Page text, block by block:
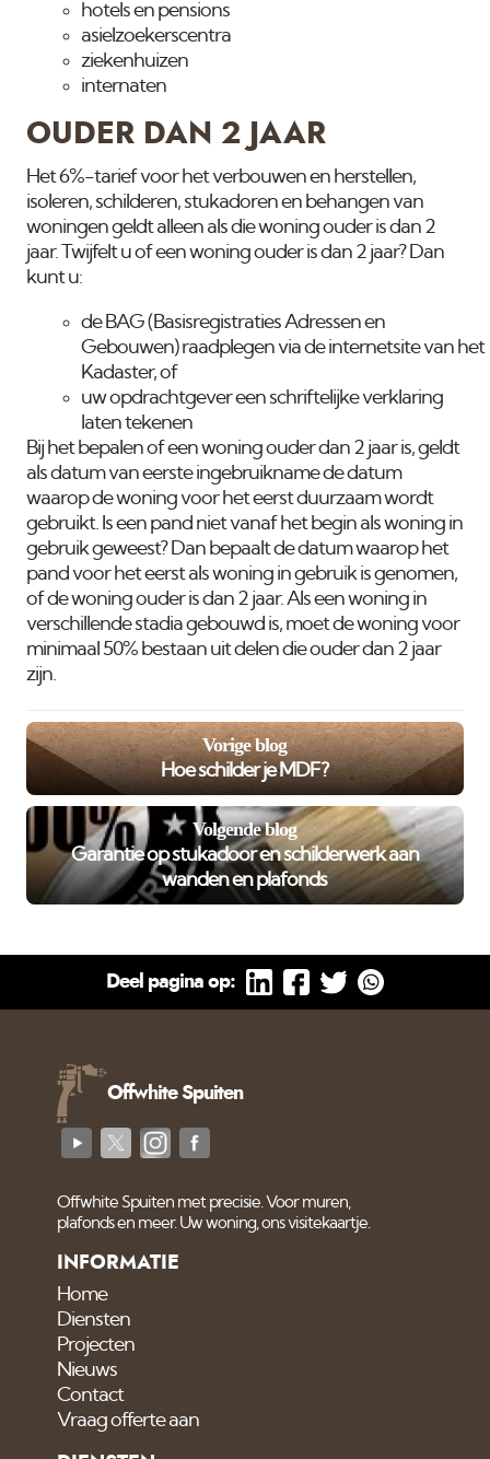
hotels en pensions
asielzoekerscentra
ziekenhuizen
internaten
OUDER DAN 2 JAAR
Het 6%-tarief voor het verbouwen en herstellen,
isoleren, schilderen, stukadoren en behangen van
woningen geldt alleen als die woning ouder is dan 2
jaar. Twijfelt u of een woning ouder is dan 2 jaar? Dan
kunt u:
de BAG (Basisregistraties Adressen en
Gebouwen) raadplegen via de internetsite van het
Kadaster, of
uw opdrachtgever een schriftelijke verklaring
laten tekenen
Bij het bepalen of een woning ouder dan 2 jaar is, geldt
als datum van eerste ingebruikname de datum
waarop de woning voor het eerst duurzaam wordt
gebruikt. Is een pand niet vanaf het begin als woning in
gebruik geweest? Dan bepaalt de datum waarop het
pand voor het eerst als woning in gebruik is genomen,
of de woning ouder is dan 2 jaar. Als een woning in
verschillende stadia gebouwd is, moet de woning voor
minimaal 50% bestaan uit delen die ouder dan 2 jaar
zijn.
Vorige blog
Hoe schilder je MDF?
Volgende blog
Garantie op stukadoor en schilderwerk aan
wanden en plafonds
Deel pagina op:
Offwhite Spuiten
Offwhite Spuiten met precisie. Voor muren,
plafonds en meer. Uw woning, ons visitekaartje.
INFORMATIE
Home
Diensten
Projecten
Nieuws
Contact
Vraag offerte aan